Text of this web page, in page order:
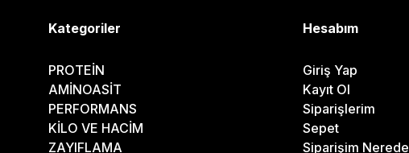
Kategoriler
PROTEİN
AMİNOASİT
PERFORMANS
KİLO VE HACİM
ZAYIFLAMA
Hesabım
Giriş Yap
Kayıt Ol
Siparişlerim
Sepet
Siparişim Nerede